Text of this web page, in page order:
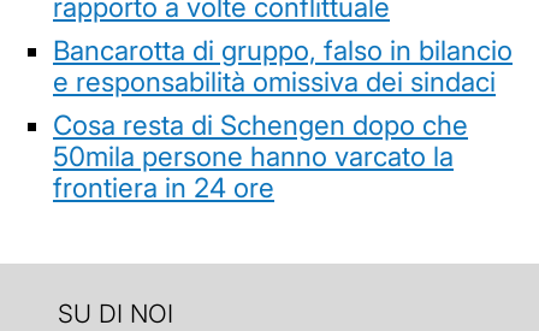
rapporto a volte conflittuale
Bancarotta di gruppo, falso in bilancio
e responsabilità omissiva dei sindaci
Cosa resta di Schengen dopo che
50mila persone hanno varcato la
frontiera in 24 ore
SU DI NOI